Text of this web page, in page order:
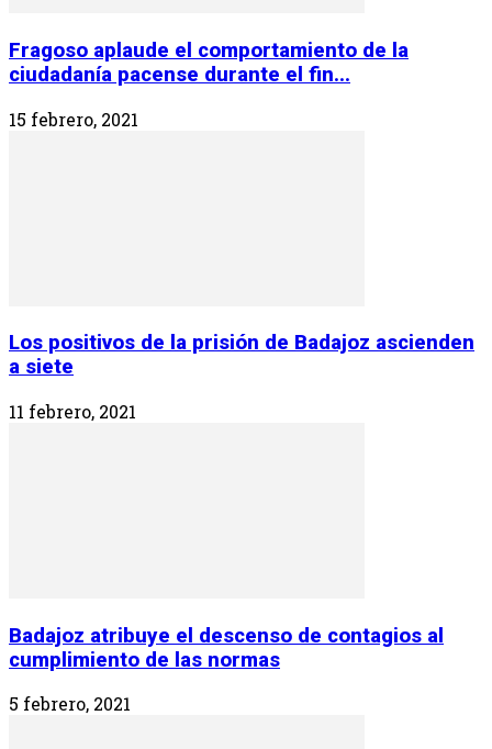
Fragoso aplaude el comportamiento de la
ciudadanía pacense durante el fin...
15 febrero, 2021
Los positivos de la prisión de Badajoz ascienden
a siete
11 febrero, 2021
Badajoz atribuye el descenso de contagios al
cumplimiento de las normas
5 febrero, 2021